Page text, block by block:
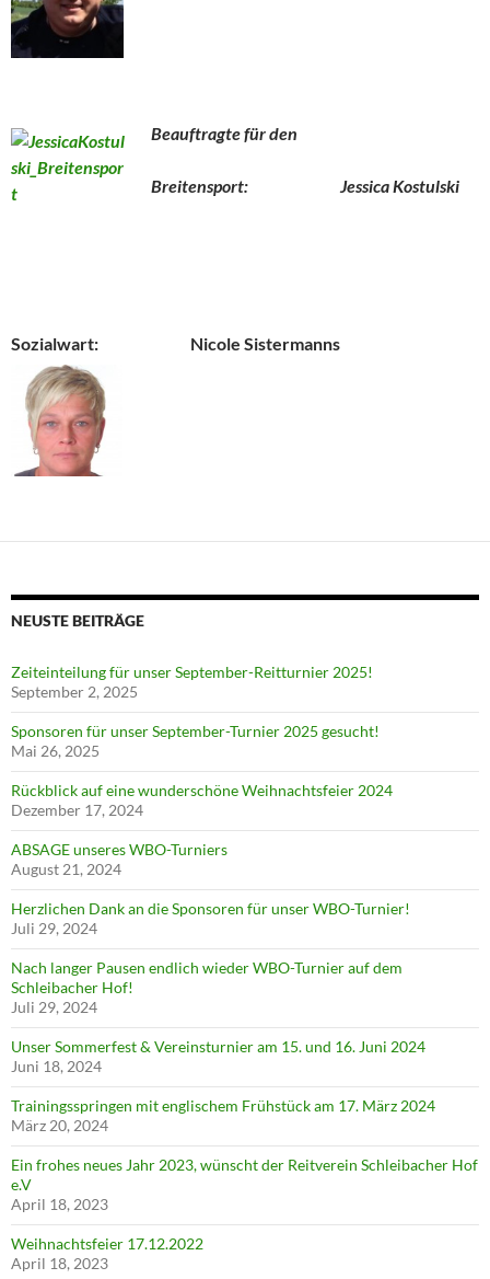
Beauftragte für den
Breitensport: Jessica Kostulski
Sozialwart: Nicole Sistermanns
NEUSTE BEITRÄGE
Zeiteinteilung für unser September-Reitturnier 2025!
September 2, 2025
Sponsoren für unser September-Turnier 2025 gesucht!
Mai 26, 2025
Rückblick auf eine wunderschöne Weihnachtsfeier 2024
Dezember 17, 2024
ABSAGE unseres WBO-Turniers
August 21, 2024
Herzlichen Dank an die Sponsoren für unser WBO-Turnier!
Juli 29, 2024
Nach langer Pausen endlich wieder WBO-Turnier auf dem
Schleibacher Hof!
Juli 29, 2024
Unser Sommerfest & Vereinsturnier am 15. und 16. Juni 2024
Juni 18, 2024
Trainingsspringen mit englischem Frühstück am 17. März 2024
März 20, 2024
Ein frohes neues Jahr 2023, wünscht der Reitverein Schleibacher Hof
e.V
April 18, 2023
Weihnachtsfeier 17.12.2022
April 18, 2023